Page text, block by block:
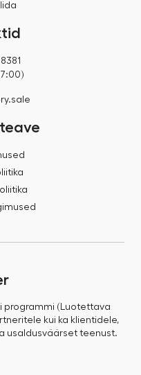
programmi (Luotettava
kui ka klientidele,
usaldusväärset teenust.